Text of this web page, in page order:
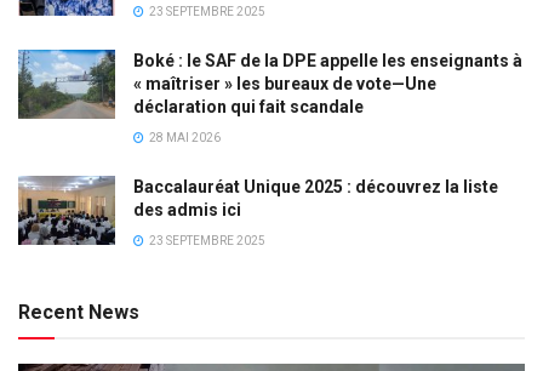
23 SEPTEMBRE 2025
Boké : le SAF de la DPE appelle les enseignants à
« maîtriser » les bureaux de vote—Une
déclaration qui fait scandale
28 MAI 2026
Baccalauréat Unique 2025 : découvrez la liste
des admis ici
23 SEPTEMBRE 2025
Recent News